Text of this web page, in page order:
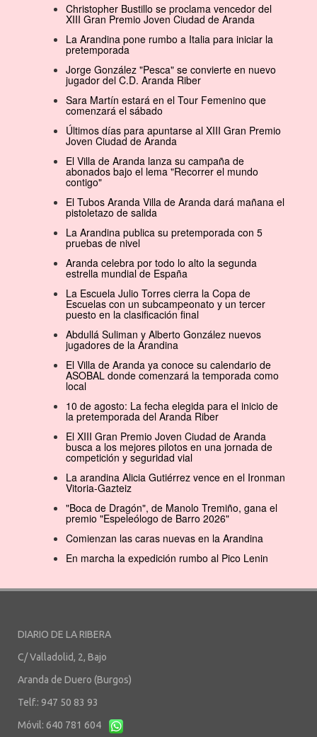
Christopher Bustillo se proclama vencedor del
XIII Gran Premio Joven Ciudad de Aranda
La Arandina pone rumbo a Italia para iniciar la
pretemporada
Jorge González "Pesca" se convierte en nuevo
jugador del C.D. Aranda Riber
Sara Martín estará en el Tour Femenino que
comenzará el sábado
Últimos días para apuntarse al XIII Gran Premio
Joven Ciudad de Aranda
El Villa de Aranda lanza su campaña de
abonados bajo el lema "Recorrer el mundo
contigo"
El Tubos Aranda Villa de Aranda dará mañana el
pistoletazo de salida
La Arandina publica su pretemporada con 5
pruebas de nivel
Aranda celebra por todo lo alto la segunda
estrella mundial de España
La Escuela Julio Torres cierra la Copa de
Escuelas con un subcampeonato y un tercer
puesto en la clasificación final
Abdullá Suliman y Alberto González nuevos
jugadores de la Arandina
El Villa de Aranda ya conoce su calendario de
ASOBAL donde comenzará la temporada como
local
10 de agosto: La fecha elegida para el inicio de
la pretemporada del Aranda Riber
El XIII Gran Premio Joven Ciudad de Aranda
busca a los mejores pilotos en una jornada de
competición y seguridad vial
La arandina Alicia Gutiérrez vence en el Ironman
Vitoria-Gazteiz
"Boca de Dragón", de Manolo Tremiño, gana el
premio "Espeleólogo de Barro 2026"
Comienzan las caras nuevas en la Arandina
En marcha la expedición rumbo al Pico Lenin
DIARIO DE LA RIBERA
C/ Valladolid, 2, Bajo
Aranda de Duero (Burgos)
Telf.: 947 50 83 93
Móvil: 640 781 604